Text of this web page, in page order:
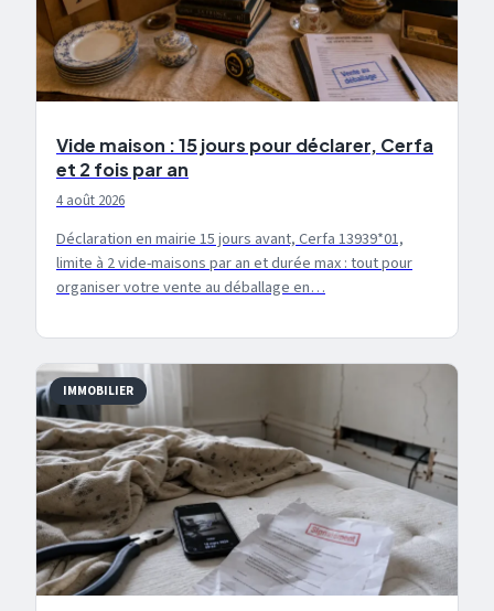
Vide maison : 15 jours pour déclarer, Cerfa
et 2 fois par an
4 août 2026
Déclaration en mairie 15 jours avant, Cerfa 13939*01,
limite à 2 vide-maisons par an et durée max : tout pour
organiser votre vente au déballage en…
IMMOBILIER